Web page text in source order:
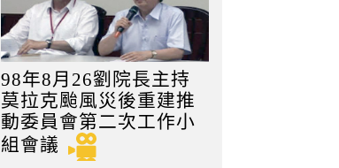
98年8月26劉院長主持
莫拉克颱風災後重建推
動委員會第二次工作小
組會議